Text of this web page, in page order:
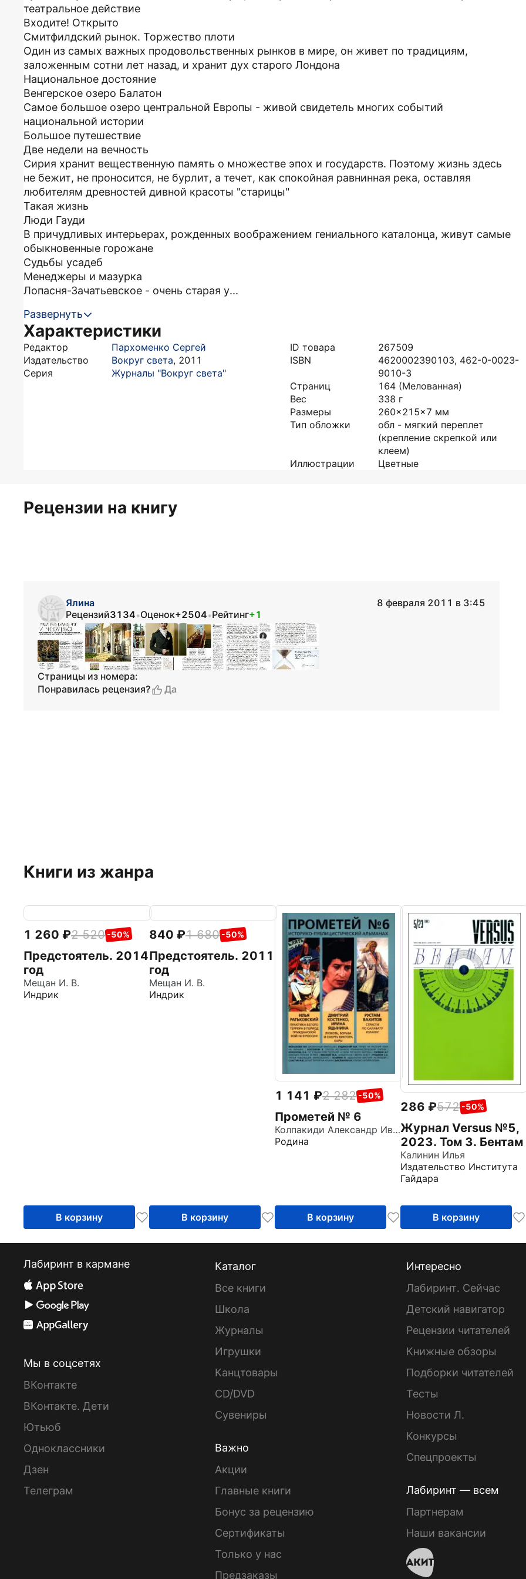
театральное действие
Входите! Открыто
Смитфилдский рынок. Торжество плоти
Один из самых важных продовольственных рынков в мире, он живет по традициям,
заложенным сотни лет назад, и хранит дух старого Лондона
Национальное достояние
Венгерское озеро Балатон
Самое большое озеро центральной Европы - живой свидетель многих событий
национальной истории
Большое путешествие
Две недели на вечность
Сирия хранит вещественную память о множестве эпох и государств. Поэтому жизнь здесь
не бежит, не проносится, не бурлит, а течет, как спокойная равнинная река, оставляя
любителям древностей дивной красоты "старицы"
Такая жизнь
Люди Гауди
В причудливых интерьерах, рожденных воображением гениального каталонца, живут самые
обыкновенные горожане
Судьбы усадеб
Менеджеры и мазурка
Лопасня-Зачатьевское - очень старая у...
Развернуть
Характеристики
Редактор
Пархоменко Сергей
Издательство
Вокруг света, 2011
Серия
Журналы "Вокруг света"
ID товара
267509
ISBN
4620002390103, 462-0-0023-
9010-3
Страниц
164 (Мелованная)
Вес
338 г
Размеры
260x215x7 мм
Тип обложки
обл - мягкий переплет
(крепление скрепкой или
клеем)
Иллюстрации
Цветные
Рецензии на книгу
Ялина
8 февраля 2011 в 3:45
Рецензий3134•Оценок+2504•Рейтинг+1
Страницы из номера:
Понравилась рецензия?
Да
Книги из жанра
1 260 2 520 -50%
Предстоятель. 2014
год
Мещан И. В.
Индрик
В корзину
840 1 680 -50%
Предстоятель. 2011
год
Мещан И. В.
Индрик
В корзину
1 141 2 282 -50%
Прометей № 6
Колпакиди Александр Иванович
Родина
В корзину
286 572 -50%
Журнал Versus №5,
2023. Том 3. Бентам
Калинин Илья
Издательство Института
Гайдара
В корзину
Лабиринт в кармане
Мы в соцсетях
ВКонтакте
ВКонтакте. Дети
Ютьюб
Одноклассники
Дзен
Телеграм
Каталог
Все книги
Школа
Журналы
Игрушки
Канцтовары
CD/DVD
Сувениры
Важно
Акции
Главные книги
Бонус за рецензию
Сертификаты
Только у нас
Предзаказы
Интересно
Лабиринт. Сейчас
Детский навигатор
Рецензии читателей
Книжные обзоры
Подборки читателей
Тесты
Новости Л.
Конкурсы
Спецпроекты
Лабиринт — всем
Партнерам
Наши вакансии